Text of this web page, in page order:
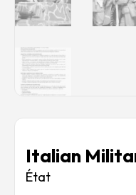
Contact
Italian